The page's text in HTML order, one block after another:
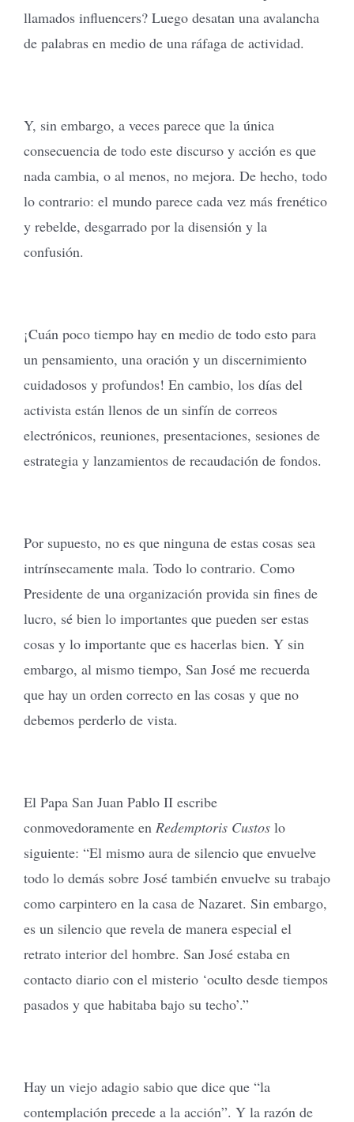
llamados influencers? Luego desatan una avalancha
de palabras en medio de una ráfaga de actividad.
Y, sin embargo, a veces parece que la única
consecuencia de todo este discurso y acción es que
nada cambia, o al menos, no mejora. De hecho, todo
lo contrario: el mundo parece cada vez más frenético
y rebelde, desgarrado por la disensión y la
confusión.
¡Cuán poco tiempo hay en medio de todo esto para
un pensamiento, una oración y un discernimiento
cuidadosos y profundos! En cambio, los días del
activista están llenos de un sinfín de correos
electrónicos, reuniones, presentaciones, sesiones de
estrategia y lanzamientos de recaudación de fondos.
Por supuesto, no es que ninguna de estas cosas sea
intrínsecamente mala. Todo lo contrario. Como
Presidente de una organización provida sin fines de
lucro, sé bien lo importantes que pueden ser estas
cosas y lo importante que es hacerlas bien. Y sin
embargo, al mismo tiempo, San José me recuerda
que hay un orden correcto en las cosas y que no
debemos perderlo de vista.
El Papa San Juan Pablo II escribe
conmovedoramente en Redemptoris Custos lo
siguiente: “El mismo aura de silencio que envuelve
todo lo demás sobre José también envuelve su trabajo
como carpintero en la casa de Nazaret. Sin embargo,
es un silencio que revela de manera especial el
retrato interior del hombre. San José estaba en
contacto diario con el misterio ‘oculto desde tiempos
pasados y que habitaba bajo su techo’.”
Hay un viejo adagio sabio que dice que “la
contemplación precede a la acción”. Y la razón de